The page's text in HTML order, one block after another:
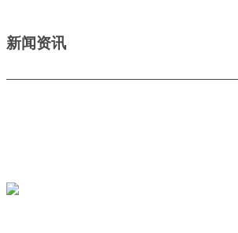
新闻资讯